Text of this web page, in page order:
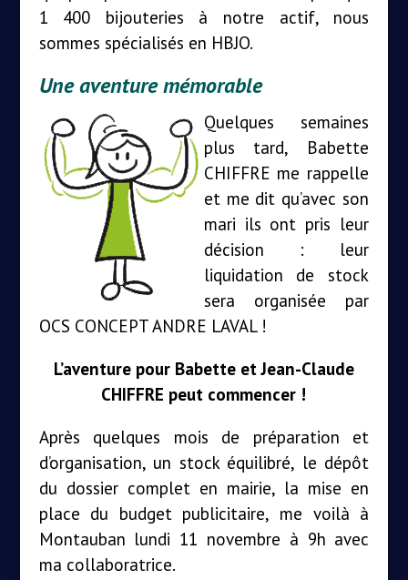
1 400 bijouteries à notre actif, nous
sommes spécialisés en HBJO.
Une aventure mémorable
Quelques semaines
plus tard, Babette
CHIFFRE me rappelle
et me dit qu’avec son
mari ils ont pris leur
décision : leur
liquidation de stock
sera organisée par
OCS CONCEPT ANDRE LAVAL !
L’aventure pour Babette et Jean-Claude
CHIFFRE peut commencer !
Après quelques mois de préparation et
d’organisation, un stock équilibré, le dépôt
du dossier complet en mairie, la mise en
place du budget publicitaire, me voilà à
Montauban lundi 11 novembre à 9h avec
ma collaboratrice.